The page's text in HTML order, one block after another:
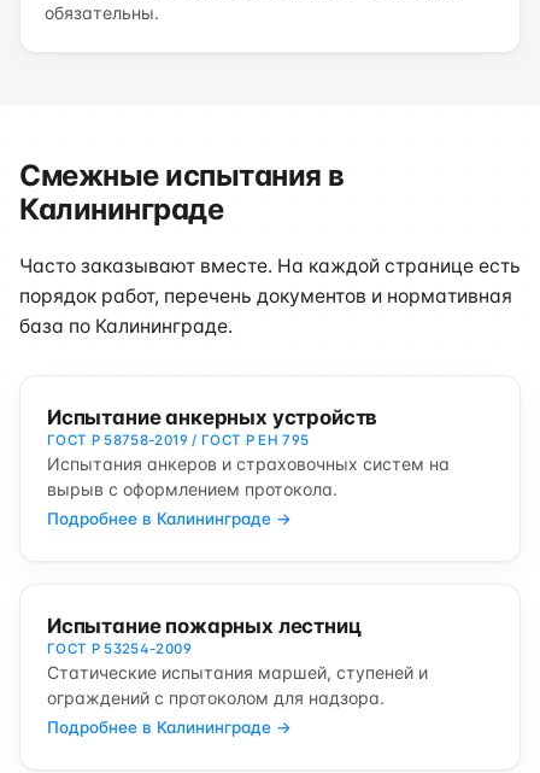
обязательны.
Смежные испытания в
Калининграде
Часто заказывают вместе. На каждой странице есть
порядок работ, перечень документов и нормативная
база по Калининграде.
Испытание анкерных устройств
ГОСТ Р 58758-2019 / ГОСТ Р ЕН 795
Испытания анкеров и страховочных систем на
вырыв с оформлением протокола.
Подробнее в Калининграде →
Испытание пожарных лестниц
ГОСТ Р 53254-2009
Статические испытания маршей, ступеней и
ограждений с протоколом для надзора.
Подробнее в Калининграде →